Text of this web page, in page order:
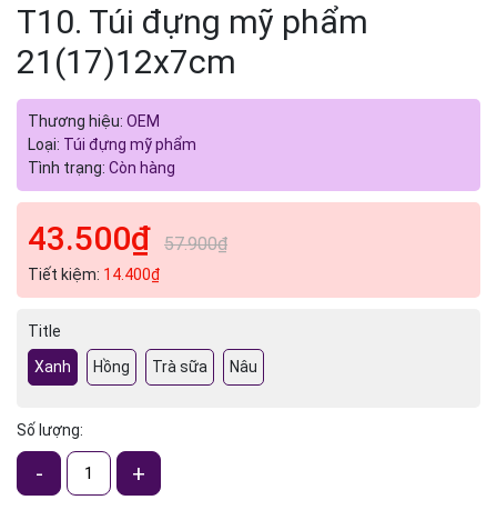
T10. Túi đựng mỹ phẩm
21(17)12x7cm
Thương hiệu: OEM
Loại: Túi đựng mỹ phẩm
Tình trạng: Còn hàng
43.500₫ 57.900₫
Tiết kiệm: 14.400₫
Title
Xanh
Hồng Trà sữa Nâu
Số lượng:
- +